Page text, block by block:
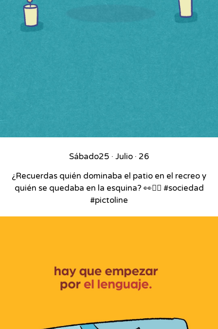
Sábado25 · Julio · 26
¿Recuerdas quién dominaba el patio en el recreo y
quién se quedaba en la esquina? 👀🏃‍♂️ #sociedad
#pictoline